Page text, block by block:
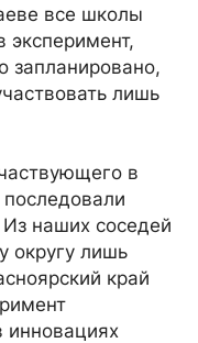
все школы
эксперимент,
запланировано,
лишь
в
наших соседей
округу лишь
край
инновациях